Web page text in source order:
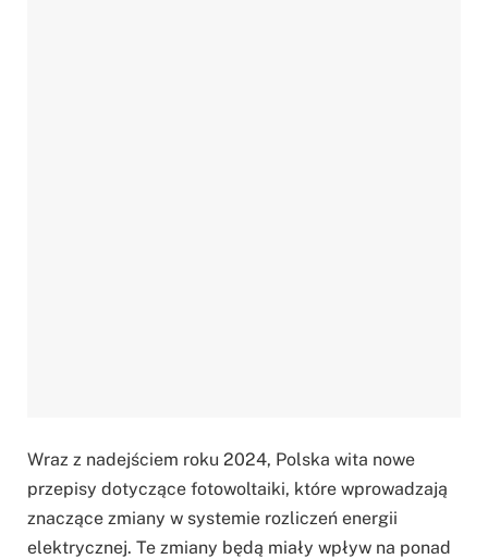
Wraz z nadejściem roku 2024, Polska wita nowe
przepisy dotyczące fotowoltaiki, które wprowadzają
znaczące zmiany w systemie rozliczeń energii
elektrycznej. Te zmiany będą miały wpływ na ponad